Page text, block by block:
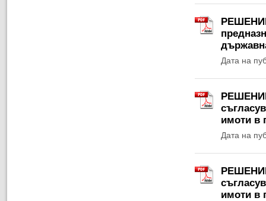
Дата на
РЕШЕНИЕ
имоти в
Дата на
РЕШЕНИЕ
имоти в